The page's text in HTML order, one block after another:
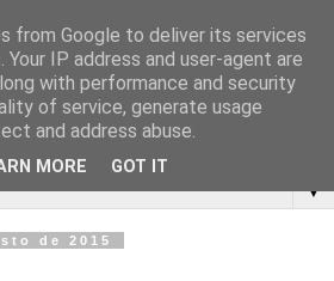
▼
de 2015
from Google to deliver its services
IP address and user-agent are
with performance and security
of service, generate usage
and address abuse.
MORE GOT IT